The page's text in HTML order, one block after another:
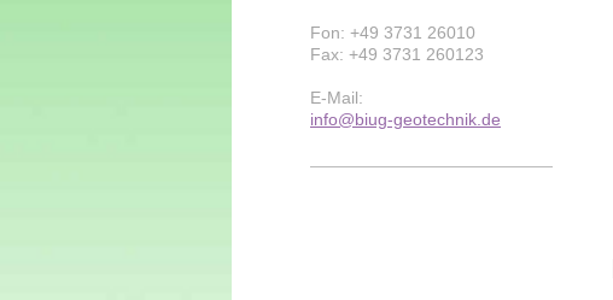
Fon: +49 3731 26010
Fax: +49 3731 260123
E-Mail:
info@biug-geotechnik.de